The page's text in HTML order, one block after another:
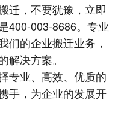
，不要犹豫，立即
400-003-8686。专业
们的企业搬迁业务，
解决方案。
业、高效、优质的
手，为企业的发展开